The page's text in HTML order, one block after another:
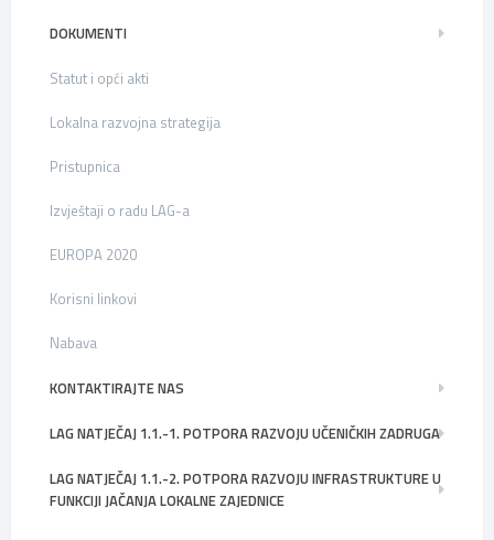
DOKUMENTI
Statut i opći akti
Lokalna razvojna strategija
Pristupnica
Izvještaji o radu LAG-a
EUROPA 2020
Korisni linkovi
Nabava
KONTAKTIRAJTE NAS
LAG NATJEČAJ 1.1.-1. POTPORA RAZVOJU UČENIČKIH ZADRUGA
LAG NATJEČAJ 1.1.-2. POTPORA RAZVOJU INFRASTRUKTURE U
FUNKCIJI JAČANJA LOKALNE ZAJEDNICE